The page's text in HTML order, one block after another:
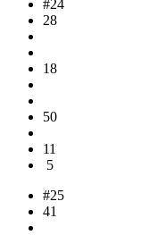
#24
28
18
50
11
5
#25
41